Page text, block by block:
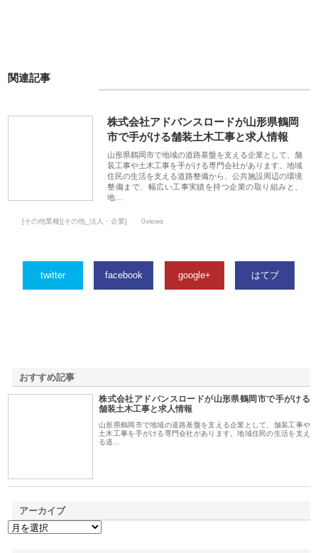
関連記事
株式会社アドバンスロードが山形県鶴岡
市で手がける舗装土木工事と求人情報
山形県鶴岡市で地域の道路基盤を支える企業として、舗
装工事や土木工事を手がける専門会社があります。地域
住民の生活を支える道路整備から、公共施設周辺の環境
整備まで、幅広い工事実績を持つ企業の取り組みと、
地…
[その他業種][その他_法人・企業] 0views
twitter facebook google+ はてブ
おすすめ記事
株式会社アドバンスロードが山形県鶴岡市で手がける
舗装土木工事と求人情報
山形県鶴岡市で地域の道路基盤を支える企業として、舗装工事や
土木工事を手がける専門会社があります。地域住民の生活を支え
る道…
アーカイブ